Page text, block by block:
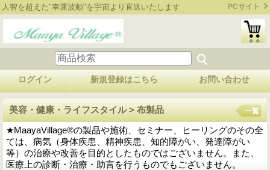
人智を超えた"幸運波動"を宇宙より直送いたします PCサイト
ログイン 新規登録はこちら お問い合わせ
美容・健康・ライフスタイル > 布製品
★MaayaVillage®の製品や施術、セミナー、ヒーリングのその全
ては、病気（身体疾患、精神疾患、知的障がい、発達障がい
等）の治療や改善を目的としたものではございません。また、
医療上の診断・治療・助言を行うものでもございません。
一覧